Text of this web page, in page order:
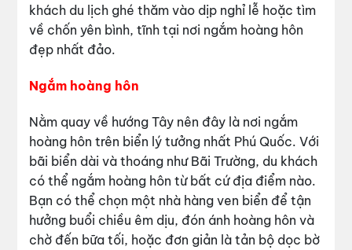
khách du lịch ghé thăm vào dịp nghỉ lễ hoặc tìm
về chốn yên bình, tĩnh tại nơi ngắm hoàng hôn
đẹp nhất đảo.
Ngắm hoàng hôn
Nằm quay về hướng Tây nên đây là nơi ngắm
hoàng hôn trên biển lý tưởng nhất Phú Quốc. Với
bãi biển dài và thoáng như Bãi Trường, du khách
có thể ngắm hoàng hôn từ bất cứ địa điểm nào.
Bạn có thể chọn một nhà hàng ven biển để tận
hưởng buổi chiều êm dịu, đón ánh hoàng hôn và
chờ đến bữa tối, hoặc đơn giản là tản bộ dọc bờ